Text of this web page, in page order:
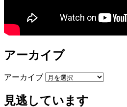
アーカイブ
アーカイブ
見逃しています